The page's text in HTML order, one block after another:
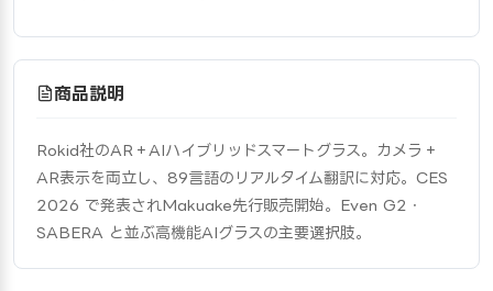
商品説明
Rokid社のAR＋AIハイブリッドスマートグラス。カメラ＋
AR表示を両立し、89言語のリアルタイム翻訳に対応。CES
2026 で発表されMakuake先行販売開始。Even G2・
SABERA と並ぶ高機能AIグラスの主要選択肢。